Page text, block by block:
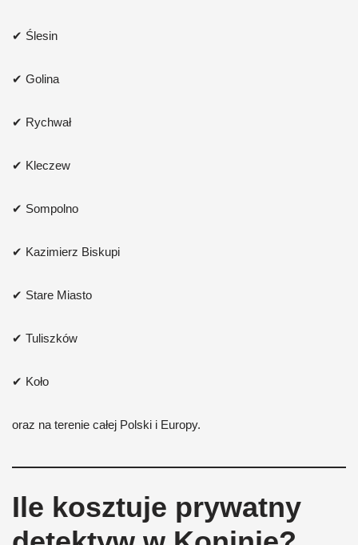
✔ Ślesin
✔ Golina
✔ Rychwał
✔ Kleczew
✔ Sompolno
✔ Kazimierz Biskupi
✔ Stare Miasto
✔ Tuliszków
✔ Koło
oraz na terenie całej Polski i Europy.
Ile kosztuje prywatny